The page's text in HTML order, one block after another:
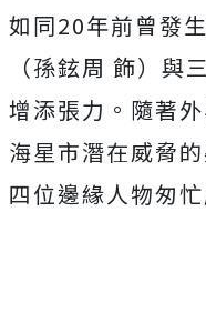
如同20年前曾發
（孫鉉周 飾）與
增添張力。 隨著
海星市潛在威脅的
四位邊緣人物匆